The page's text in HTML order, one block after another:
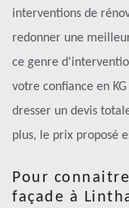
interventions de
redonner une
ce genre
votre confiance en
dresser un devis
plus, le prix proposé
Pour
façade à